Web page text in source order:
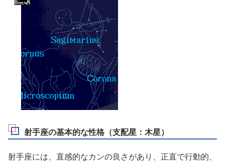
射手座の基本的な性格（支配星：木星）
射手座には、直感的なカンの良さがあり、正直で行動的、